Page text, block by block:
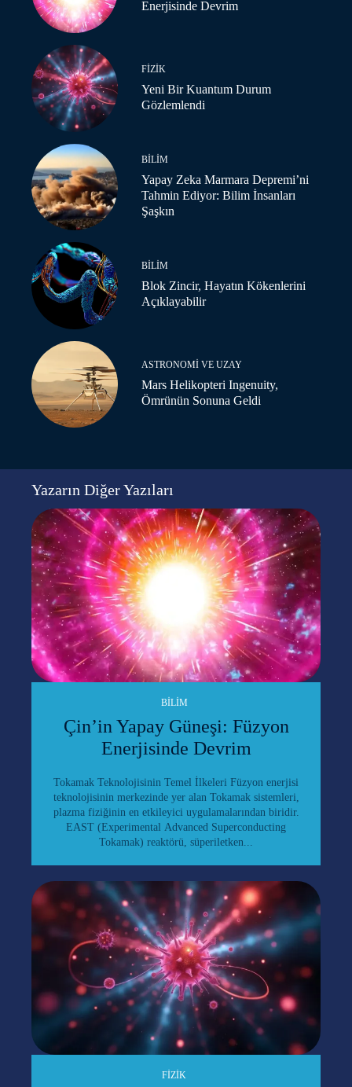
Enerjisinde Devrim
FIZIK
Yeni Bir Kuantum Durum
Gözlemlendi
BILIM
Yapay Zeka Marmara Depremi’ni
Tahmin Ediyor: Bilim İnsanları
Şaşkın
BILIM
Blok Zincir, Hayatın Kökenlerini
Açıklayabilir
ASTRONOMI VE UZAY
Mars Helikopteri Ingenuity,
Ömrünün Sonuna Geldi
Yazarın Diğer Yazıları
BILIM
Çin’in Yapay Güneşi: Füzyon
Enerjisinde Devrim
Tokamak Teknolojisinin Temel İlkeleri Füzyon enerjisi
teknolojisinin merkezinde yer alan Tokamak sistemleri,
plazma fiziğinin en etkileyici uygulamalarından biridir.
EAST (Experimental Advanced Superconducting
Tokamak) reaktörü, süperiletken...
FIZIK